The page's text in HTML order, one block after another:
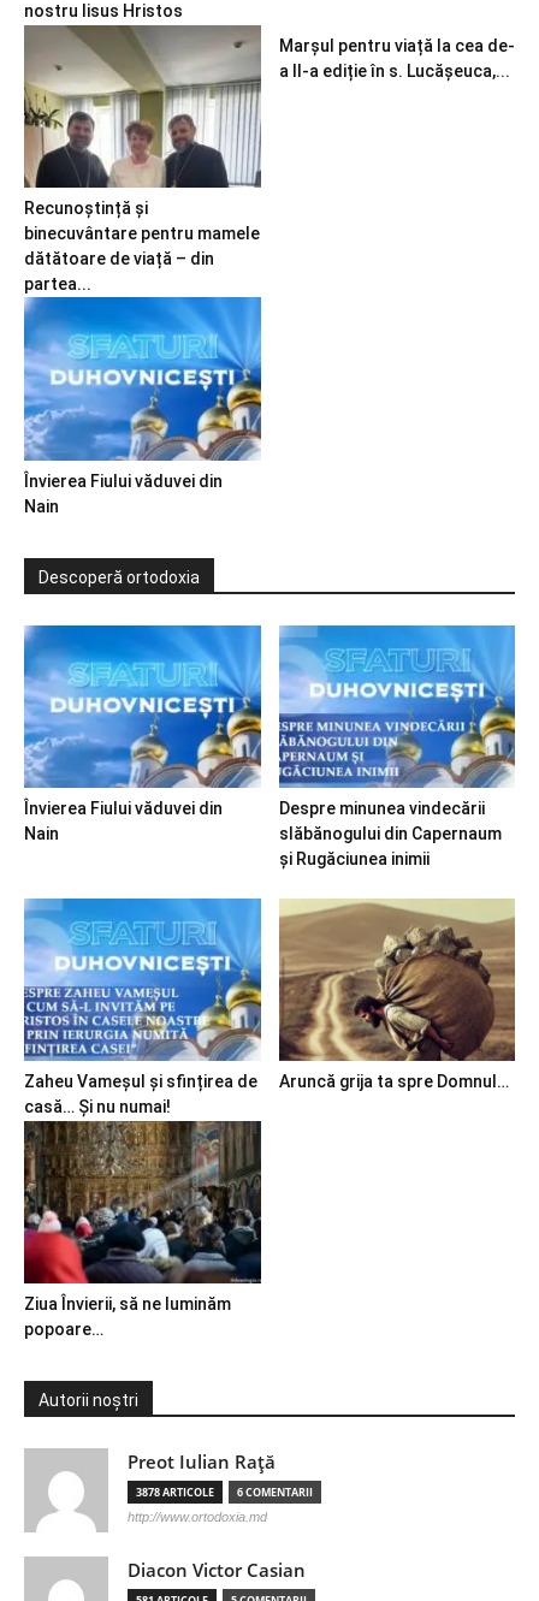
nostru Iisus Hristos
Recunoștință și
binecuvântare pentru mamele
dătătoare de viață – din
partea...
Marșul pentru viață la cea de-
a II-a ediție în s. Lucășeuca,...
Învierea Fiului văduvei din
Nain
Descoperă ortodoxia
Învierea Fiului văduvei din
Nain
Despre minunea vindecării
slăbănogului din Capernaum
și Rugăciunea inimii
Zaheu Vameșul și sfințirea de
casă… Și nu numai!
Aruncă grija ta spre Domnul…
Ziua Învierii, să ne luminăm
popoare…
Autorii noștri
Preot Iulian Raţă
3878 ARTICOLE 6 COMENTARII
http://www.ortodoxia.md
Diacon Victor Casian